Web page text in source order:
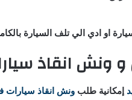
او ادي الي تلف السيارة
ونش انقاذ
إمكانية طلب ونش انقاذ سيارات